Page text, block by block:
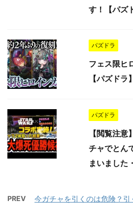
す！【パズ
パズドラ
フェス限ヒ
【パズドラ】
パズドラ
【閲覧注
チャでとん
まいました
PREV
今ガチャを引くのは危険？